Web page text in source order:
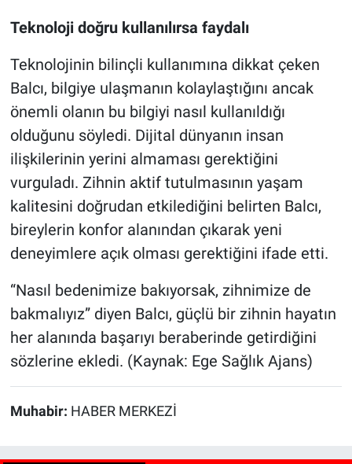
Teknoloji doğru kullanılırsa faydalı
Teknolojinin bilinçli kullanımına dikkat çeken
Balcı, bilgiye ulaşmanın kolaylaştığını ancak
önemli olanın bu bilgiyi nasıl kullanıldığı
olduğunu söyledi. Dijital dünyanın insan
ilişkilerinin yerini almaması gerektiğini
vurguladı. Zihnin aktif tutulmasının yaşam
kalitesini doğrudan etkilediğini belirten Balcı,
bireylerin konfor alanından çıkarak yeni
deneyimlere açık olması gerektiğini ifade etti.
“Nasıl bedenimize bakıyorsak, zihnimize de
bakmalıyız” diyen Balcı, güçlü bir zihnin hayatın
her alanında başarıyı beraberinde getirdiğini
sözlerine ekledi. (Kaynak: Ege Sağlık Ajans)
Muhabir: HABER MERKEZİ